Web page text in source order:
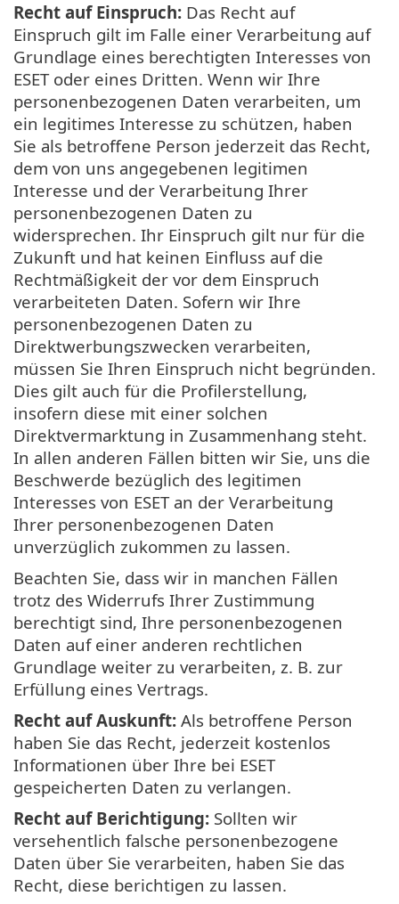
Recht auf Einspruch: Das Recht auf
Einspruch gilt im Falle einer Verarbeitung auf
Grundlage eines berechtigten Interesses von
ESET oder eines Dritten. Wenn wir Ihre
personenbezogenen Daten verarbeiten, um
ein legitimes Interesse zu schützen, haben
Sie als betroffene Person jederzeit das Recht,
dem von uns angegebenen legitimen
Interesse und der Verarbeitung Ihrer
personenbezogenen Daten zu
widersprechen. Ihr Einspruch gilt nur für die
Zukunft und hat keinen Einfluss auf die
Rechtmäßigkeit der vor dem Einspruch
verarbeiteten Daten. Sofern wir Ihre
personenbezogenen Daten zu
Direktwerbungszwecken verarbeiten,
müssen Sie Ihren Einspruch nicht begründen.
Dies gilt auch für die Profilerstellung,
insofern diese mit einer solchen
Direktvermarktung in Zusammenhang steht.
In allen anderen Fällen bitten wir Sie, uns die
Beschwerde bezüglich des legitimen
Interesses von ESET an der Verarbeitung
Ihrer personenbezogenen Daten
unverzüglich zukommen zu lassen.
Beachten Sie, dass wir in manchen Fällen
trotz des Widerrufs Ihrer Zustimmung
berechtigt sind, Ihre personenbezogenen
Daten auf einer anderen rechtlichen
Grundlage weiter zu verarbeiten, z. B. zur
Erfüllung eines Vertrags.
Recht auf Auskunft: Als betroffene Person
haben Sie das Recht, jederzeit kostenlos
Informationen über Ihre bei ESET
gespeicherten Daten zu verlangen.
Recht auf Berichtigung: Sollten wir
versehentlich falsche personenbezogene
Daten über Sie verarbeiten, haben Sie das
Recht, diese berichtigen zu lassen.